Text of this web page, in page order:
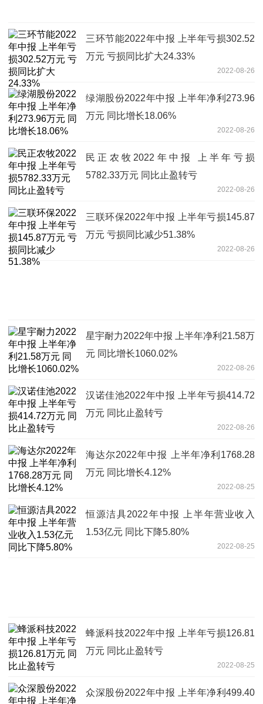
三环节能2022年中报 上半年亏损302.52
万元 亏损同比扩大24.33%
2022-08-26
绿湖股份2022年中报 上半年净利273.96
万元 同比增长18.06%
2022-08-26
民正农牧2022年中报 上半年亏损
5782.33万元 同比止盈转亏
2022-08-26
三联环保2022年中报 上半年亏损145.87
万元 亏损同比减少51.38%
2022-08-26
星宇耐力2022年中报 上半年净利21.58万
元 同比增长1060.02%
2022-08-26
汉诺佳池2022年中报 上半年亏损414.72
万元 同比止盈转亏
2022-08-26
海达尔2022年中报 上半年净利1768.28
万元 同比增长4.12%
2022-08-25
恒源洁具2022年中报 上半年营业收入
1.53亿元 同比下降5.80%
2022-08-25
蜂派科技2022年中报 上半年亏损126.81
万元 同比止盈转亏
2022-08-25
众深股份2022年中报 上半年净利499.40